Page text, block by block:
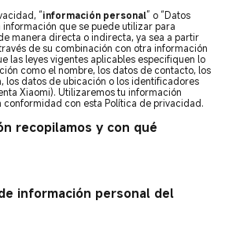
“información personal” o “Datos
información que se puede utilizar para
manera directa o indirecta, ya sea a partir
de su combinación con otra información
las leyes vigentes aplicables especifiquen lo
como el nombre, los datos de contacto, los
los datos de ubicación o los identificadores
Xiaomi). Utilizaremos tu información
conformidad con esta Política de privacidad.
recopilamos y con qué
información personal del